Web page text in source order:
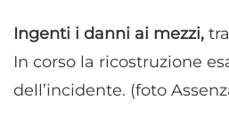
Ingenti i danni ai mezzi,
In corso la ricostruzione
dell’incidente. (foto